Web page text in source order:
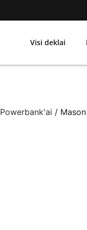
Visi deklai
Powerbank'ai / Mason